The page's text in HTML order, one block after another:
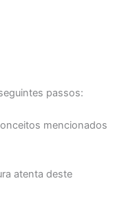
passos:
mencionados
atenta deste